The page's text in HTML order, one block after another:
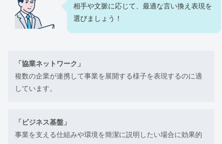
相手や文脈に応じて、最適な言い換え表現を
選びましょう！
「協業ネットワーク」
複数の企業が連携して事業を展開する様子を表現するのに適
しています。
「ビジネス基盤」
事業を支える仕組みや環境を簡潔に説明したい場合に効果的